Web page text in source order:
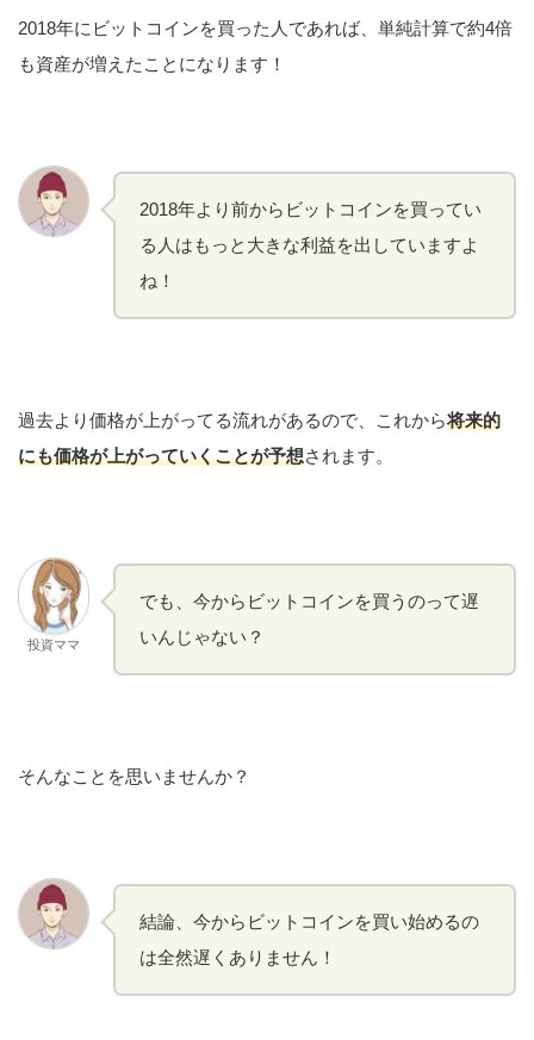
2018年にビットコインを買った人であれば、単純計算で約4倍
も資産が増えたことになります！
2018年より前からビットコインを買ってい
る人はもっと大きな利益を出していますよ
ね！
過去より価格が上がってる流れがあるので、これから将来的
にも価格が上がっていくことが予想されます。
投資ママ
でも、今からビットコインを買うのって遅
いんじゃない？
そんなことを思いませんか？
結論、今からビットコインを買い始めるの
は全然遅くありません！